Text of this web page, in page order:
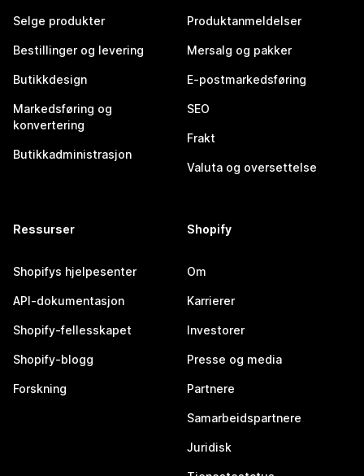
Selge produkter
Bestillinger og levering
Butikkdesign
Markedsføring og
konvertering
Butikkadministrasjon
Produktanmeldelser
Mersalg og pakker
E-postmarkedsføring
SEO
Frakt
Valuta og oversettelse
Ressurser
Shopifys hjelpesenter
API-dokumentasjon
Shopify-fellesskapet
Shopify-blogg
Forskning
Shopify
Om
Karrierer
Investorer
Presse og media
Partnere
Samarbeidspartnere
Juridisk